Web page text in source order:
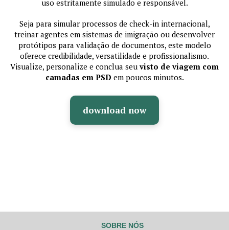
uso estritamente simulado e responsável.
Seja para simular processos de check-in internacional,
treinar agentes em sistemas de imigração ou desenvolver
protótipos para validação de documentos, este modelo
oferece credibilidade, versatilidade e profissionalismo.
Visualize, personalize e conclua seuvisto de viagem com
camadas em PSD em poucos minutos.
download now
SOBRE NÓS